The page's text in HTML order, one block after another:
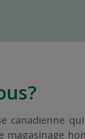
canadienne
magasinage